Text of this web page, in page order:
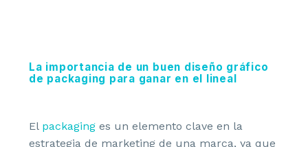
La importancia de un buen diseño gráfico
de packaging para ganar en el lineal
El packaging es un elemento clave en la
estrategia de marketing de una marca, ya que